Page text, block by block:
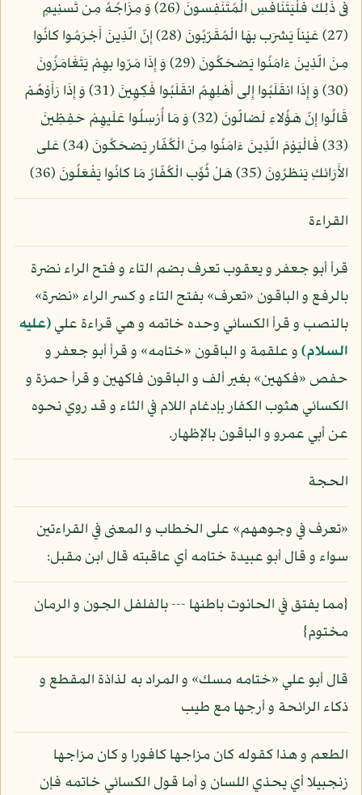
فى ذَلِك فَلْيَتَنَافَسِ الْمُتَنَفِسونَ (26) وَ مِزَاجُهُ مِن تَسنِيمٍ
(27) عَيْناً يَشرَب بهَا الْمُقَرّبُونَ (28) إِنّ الّذِينَ أَجْرَمُوا كانُوا
مِنَ الّذِينَ ءَامَنُوا يَضحَكُونَ (29) وَ إِذَا مَرّوا بهِمْ يَتَغَامَزُونَ
(30) وَ إِذَا انقَلَبُوا إِلى أَهْلِهِمُ انقَلَبُوا فَكِهِينَ (31) وَ إِذَا رَأَوْهُمْ
قَالُوا إِنّ هَؤُلاءِ لَضالّونَ (32) وَ مَا أُرْسِلُوا عَلَيهِمْ حَفِظِينَ
(33) فَالْيَوْمَ الّذِينَ ءَامَنُوا مِنَ الْكُفّارِ يَضحَكُونَ (34) عَلى
الأَرَائكِ يَنظرُونَ (35) هَلْ ثُوِّب الْكُفّارُ مَا كانُوا يَفْعَلُونَ (36)
القراءة
قرأ أبو جعفر و يعقوب تعرف بضم التاء و فتح الراء نضرة
بالرفع و الباقون «تعرف» بفتح التاء و كسر الراء «نضرة»
بالنصب و قرأ الكسائي وحده خاتمه و هي قراءة علي(عليه
السلام)و علقمة و الباقون «ختامه» و قرأ أبو جعفر و
حفص «فكهين» بغير ألف و الباقون فاكهين و قرأ حمزة و
الكسائي هثوب الكفار بإدغام اللام في الثاء و قد روي نحوه
عن أبي عمرو و الباقون بالإظهار.
الحجة
«تعرف في وجوههم» على الخطاب و المعنى في القراءتين
سواء و قال أبو عبيدة ختامه أي عاقبته قال ابن مقبل:
{مما يفتق في الحانوت باطنها --- بالفلفل الجون و الرمان
مختوم}
قال أبو علي «ختامه مسك» و المراد به لذاذة المقطع و
ذكاء الرائحة و أرجها مع طيب
الطعم و هذا كقوله كان مزاجها كافورا و كان مزاجها
زنجبيلا أي يحذي اللسان و أما قول الكسائي خاتمه فإن